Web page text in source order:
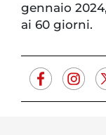
gennaio
ai 60 giorni.